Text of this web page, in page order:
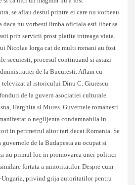
se aflau destui printre ei care nu vorbeau
nu vorbesti limba oficiala esti liber sa
prin servicii prost platite intreaga viata.
Nicolae Iorga cat de multi romani au fost
secuiesti, procesul continuand si astazi
de la Bucuresti. Aflam cu
al istoricului Dinu C. Giurescu
de la guvern asociatiei culturale
Harghita si Mures. Guvernele romanesti
o neglijenta condamnabila in
in perimetrul altor tari decat Romania. Se
de la Budapesta au ocupat si
nu primul loc in promovarea unei politici
fortata a minoritatilor. Despre cum
Ungaria, privind grija autoritatilor pentru